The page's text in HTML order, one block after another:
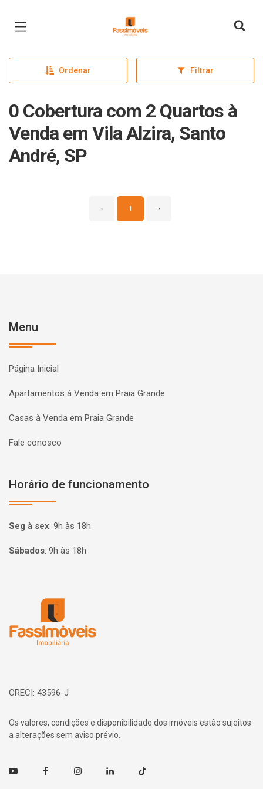
Página inicial
Ordenar Filtrar
0 Cobertura com 2 Quartos à
Venda em Vila Alzira, Santo
André, SP
‹ 1 ›
Menu
Página Inicial
Apartamentos à Venda em Praia Grande
Casas à Venda em Praia Grande
Fale conosco
Horário de funcionamento
Seg à sex: 9h às 18h
Sábados: 9h às 18h
CRECI: 43596-J
Os valores, condições e disponibilidade dos imóveis estão sujeitos
a alterações sem aviso prévio.
Youtube FacebookInstagramLinkedin TikTok